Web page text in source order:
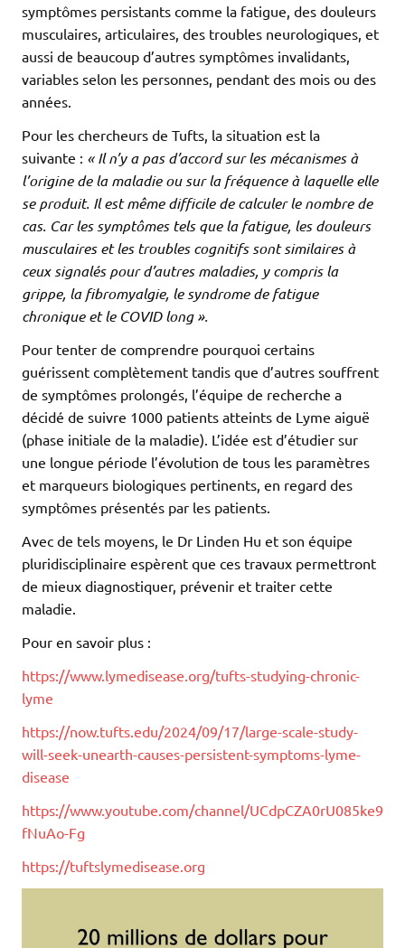
symptômes persistants comme la fatigue, des douleurs
musculaires, articulaires, des troubles neurologiques, et
aussi de beaucoup d’autres symptômes invalidants,
variables selon les personnes, pendant des mois ou des
années.
Pour les chercheurs de Tufts, la situation est la
suivante : « Il n’y a pas d’accord sur les mécanismes à
l’origine de la maladie ou sur la fréquence à laquelle elle
se produit. Il est même difficile de calculer le nombre de
cas. Car les symptômes tels que la fatigue, les douleurs
musculaires et les troubles cognitifs sont similaires à
ceux signalés pour d’autres maladies, y compris la
grippe, la fibromyalgie, le syndrome de fatigue
chronique et le COVID long ».
Pour tenter de comprendre pourquoi certains
guérissent complètement tandis que d’autres souffrent
de symptômes prolongés, l’équipe de recherche a
décidé de suivre 1000 patients atteints de Lyme aiguë
(phase initiale de la maladie). L’idée est d’étudier sur
une longue période l’évolution de tous les paramètres
et marqueurs biologiques pertinents, en regard des
symptômes présentés par les patients.
Avec de tels moyens, le Dr Linden Hu et son équipe
pluridisciplinaire espèrent que ces travaux permettront
de mieux diagnostiquer, prévenir et traiter cette
maladie.
Pour en savoir plus :
https://www.lymedisease.org/tufts-studying-chronic-
lyme
https://now.tufts.edu/2024/09/17/large-scale-study-
will-seek-unearth-causes-persistent-symptoms-lyme-
disease
https://www.youtube.com/channel/UCdpCZA0rU085ke9
fNuAo-Fg
https://tuftslymedisease.org